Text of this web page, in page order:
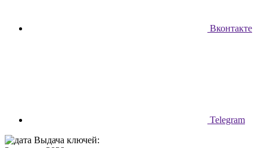
Вконтакте
Telegram
Выдача ключей: